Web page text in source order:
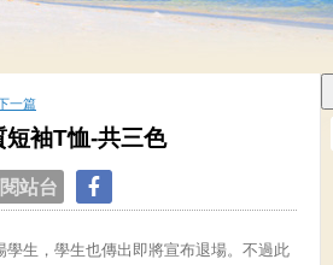
一篇
袖T恤-共三色
站台
生，學生也傳出即將宣布退場。不過此